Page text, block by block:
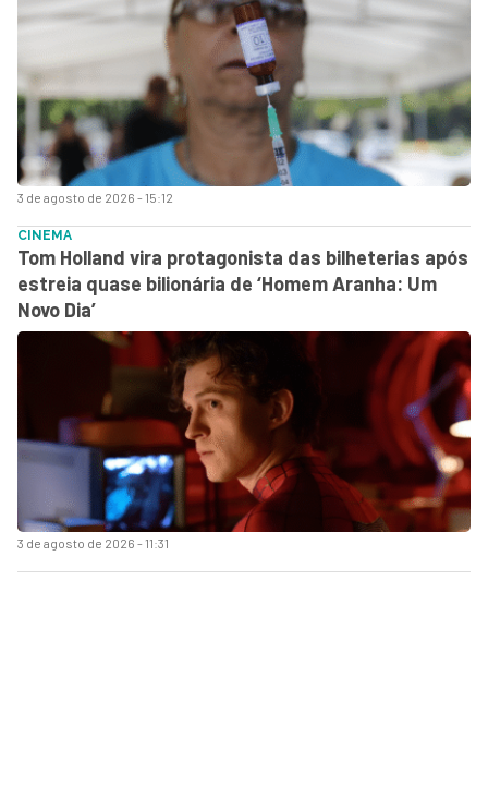
3 de agosto de 2026 - 15:12
3 de agosto de 2026 - 11:31
CINEMA
Tom Holland vira protagonista das bilheterias após
estreia quase bilionária de ‘Homem Aranha: Um
Novo Dia’